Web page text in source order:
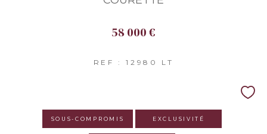
58 000 €
REF : 12980 LT
SOUS-COMPROMIS EXCLUSIVITÉ